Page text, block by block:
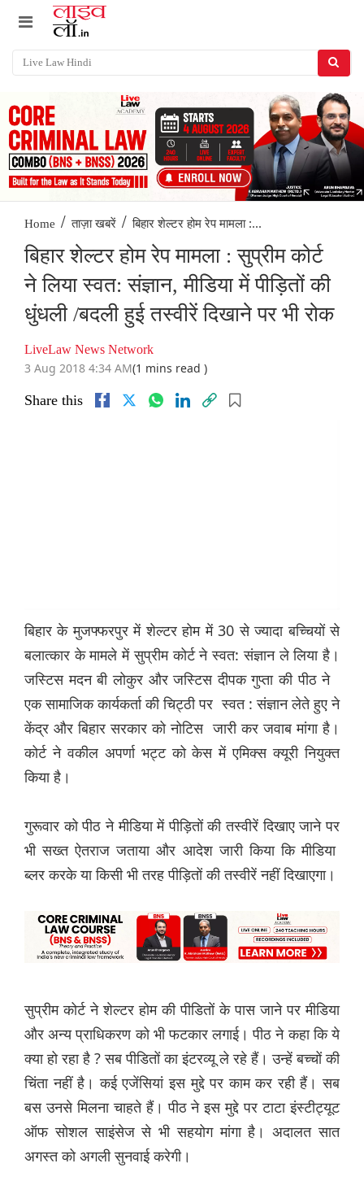
Home / ताज़ा खबरें / बिहार शेल्टर होम रेप मामला :...
बिहार शेल्टर होम रेप मामला : सुप्रीम कोर्ट
ने लिया स्वत: संज्ञान, मीडिया में पीड़ितों की
धुंधली /बदली हुई तस्वीरें दिखाने पर भी रोक
LiveLaw News Network
3 Aug 2018 4:34 AM(1 mins read )
Share this
बिहार के मुजफ्फरपुर में शेल्टर होम में 30 से ज्यादा बच्चियों से
बलात्कार के मामले में सुप्रीम कोर्ट ने स्वत: संज्ञान ले लिया है।
जस्टिस मदन बी लोकुर और जस्टिस दीपक गुप्ता की पीठ ने
एक सामाजिक कार्यकर्ता की चिट्ठी पर स्वत : संज्ञान लेते हुए ने
केंद्र और बिहार सरकार को नोटिस जारी कर जवाब मांगा है।
कोर्ट ने वकील अपर्णा भट्ट को केस में एमिक्स क्यूरी नियुक्त
किया है।
गुरूवार को पीठ ने मीडिया में पीड़ितों की तस्वीरें दिखाए जाने पर
भी सख्त ऐतराज जताया और आदेश जारी किया कि मीडिया
ब्लर करके या किसी भी तरह पीड़ितों की तस्वीरें नहीं दिखाएगा।
सुप्रीम कोर्ट ने शेल्टर होम की पीडितों के पास जाने पर मीडिया
और अन्य प्राधिकरण को भी फटकार लगाई। पीठ ने कहा कि ये
क्या हो रहा है ? सब पीडितों का इंटरव्यू ले रहे हैं। उन्हें बच्चों की
चिंता नहीं है। कई एजेंसियां इस मुद्दे पर काम कर रही हैं। सब
बस उनसे मिलना चाहते हैं। पीठ ने इस मुद्दे पर टाटा इंस्टीट्यूट
ऑफ सोशल साइंसेज से भी सहयोग मांगा है। अदालत सात
अगस्त को अगली सुनवाई करेगी।